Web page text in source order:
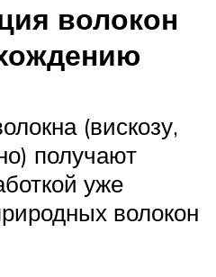
волокон
(вискозу,
получают
уже
волокон